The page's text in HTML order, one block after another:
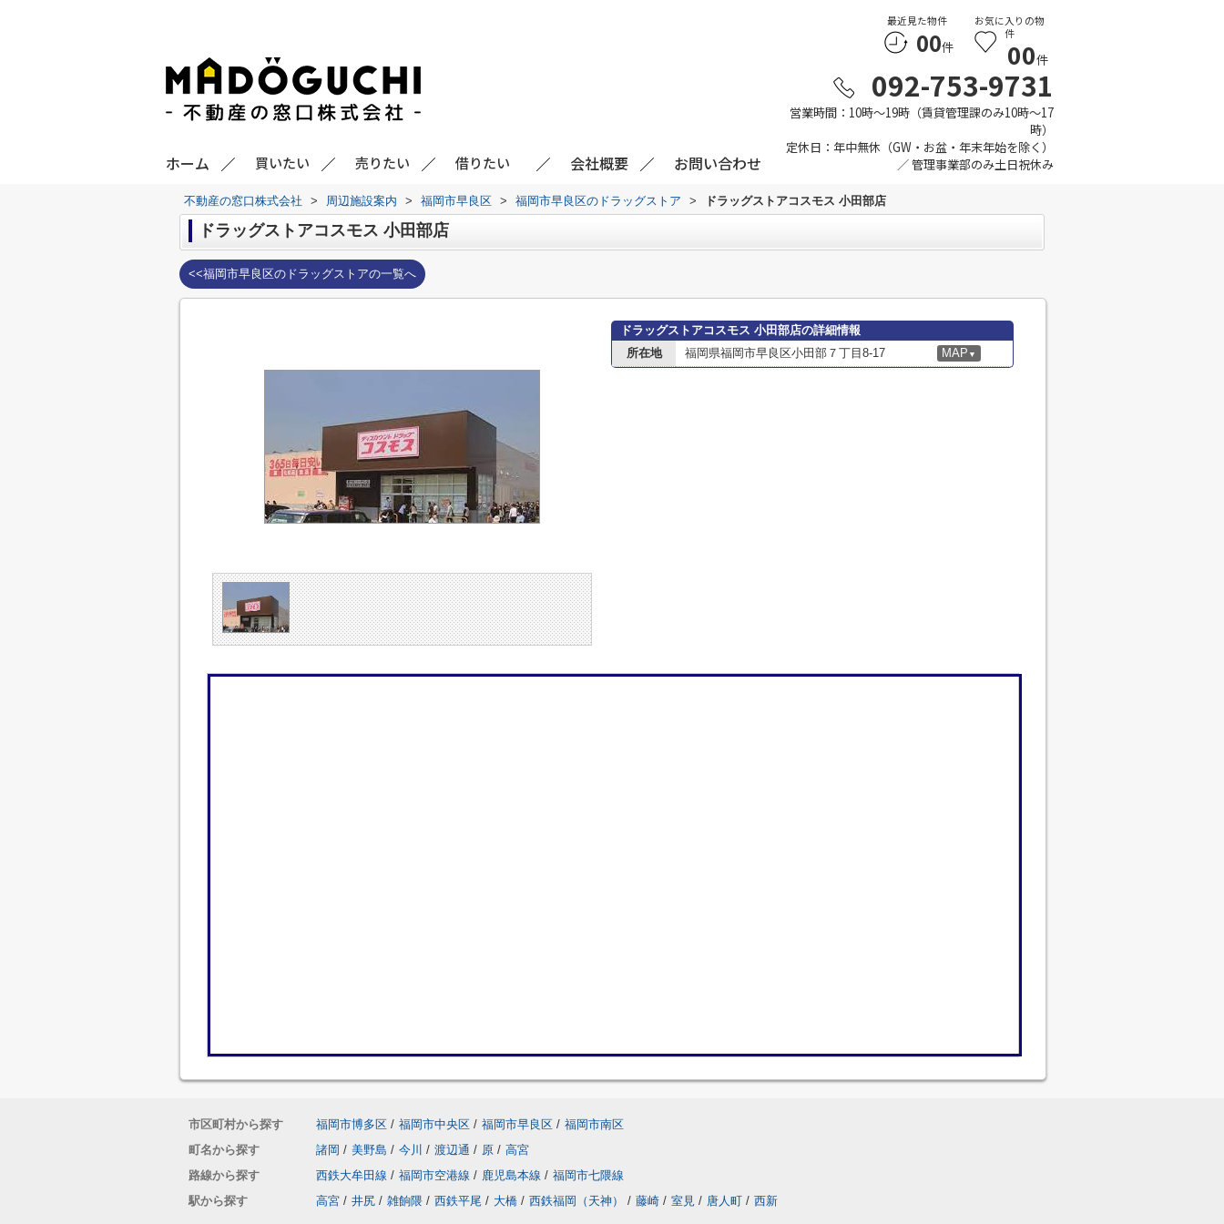
ホーム 買いたい 売りたい 借りたい 会社概要 お問い合わせ
最近見た物件
00件
お気に入りの物
件
00件
092-753-9731
営業時間：10時～19時（賃貸管理課のみ10時～17
時）
定休日：年中無休（GW・お盆・年末年始を除く）
／ 管理事業部のみ土日祝休み
不動産の窓口株式会社 > 周辺施設案内 > 福岡市早良区 > 福岡市早良区のドラッグストア > ドラッグストアコスモス 小田部店
ドラッグストアコスモス 小田部店
<<福岡市早良区のドラッグストアの一覧へ
ドラッグストアコスモス 小田部店の詳細情報
所在地
福岡県福岡市早良区小田部７丁目8-17 MAP ▼
市区町村から探す 福岡市博多区 / 福岡市中央区 / 福岡市早良区 / 福岡市南区
町名から探す
諸岡 / 美野島 / 今川 / 渡辺通 / 原 / 高宮
路線から探す
西鉄大牟田線 / 福岡市空港線 / 鹿児島本線 / 福岡市七隈線
駅から探す
高宮 / 井尻 / 雑餉隈 / 西鉄平尾 / 大橋 / 西鉄福岡（天神） / 藤崎 / 室見 / 唐人町 / 西新